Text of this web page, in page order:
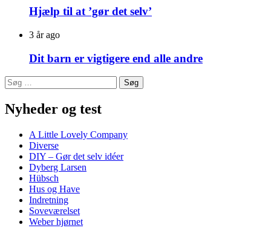
Hjælp til at ’gør det selv’
3 år ago
Dit barn er vigtigere end alle andre
Søg
efter:
Nyheder og test
A Little Lovely Company
Diverse
DIY – Gør det selv idéer
Dyberg Larsen
Hübsch
Hus og Have
Indretning
Soveværelset
Weber hjørnet